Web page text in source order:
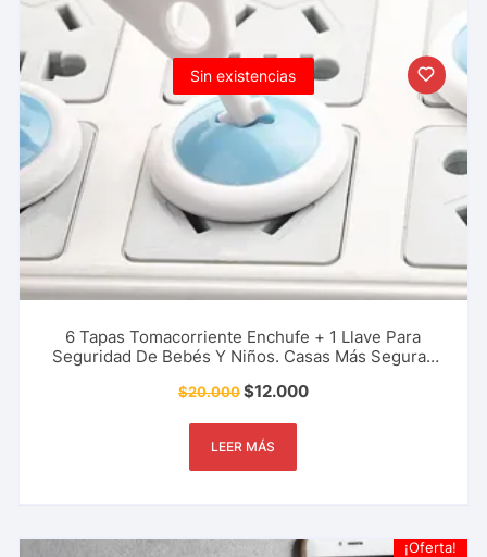
Sin existencias
6 Tapas Tomacorriente Enchufe + 1 Llave Para
Seguridad De Bebés Y Niños. Casas Más Seguras
$20.000$12.000
LEER MÁS
¡Oferta!